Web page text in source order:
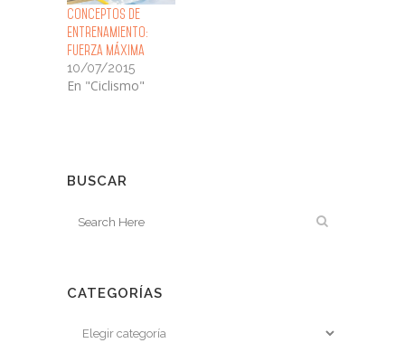
Conceptos de
Entrenamiento:
Fuerza Máxima
10/07/2015
En "Ciclismo"
BUSCAR
CATEGORÍAS